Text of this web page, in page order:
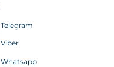
Telegram
Viber
Whatsapp